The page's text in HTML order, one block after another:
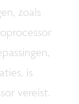
zoals
is
vereist.